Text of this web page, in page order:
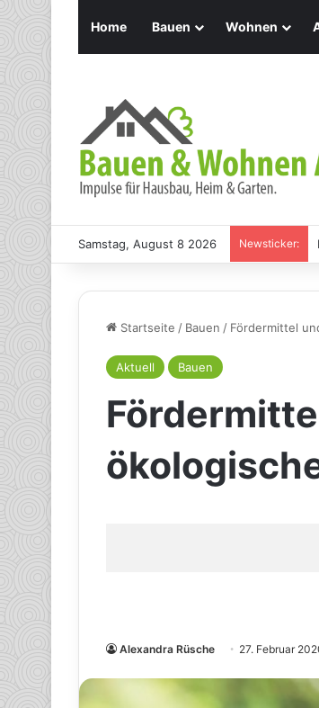
Home Bauen Wohnen
Samstag, August 8 2026 Newsticker:
Startseite / Bauen / Fördermittel
Aktuell Bauen
Alexandra Rüsche 27. Februar